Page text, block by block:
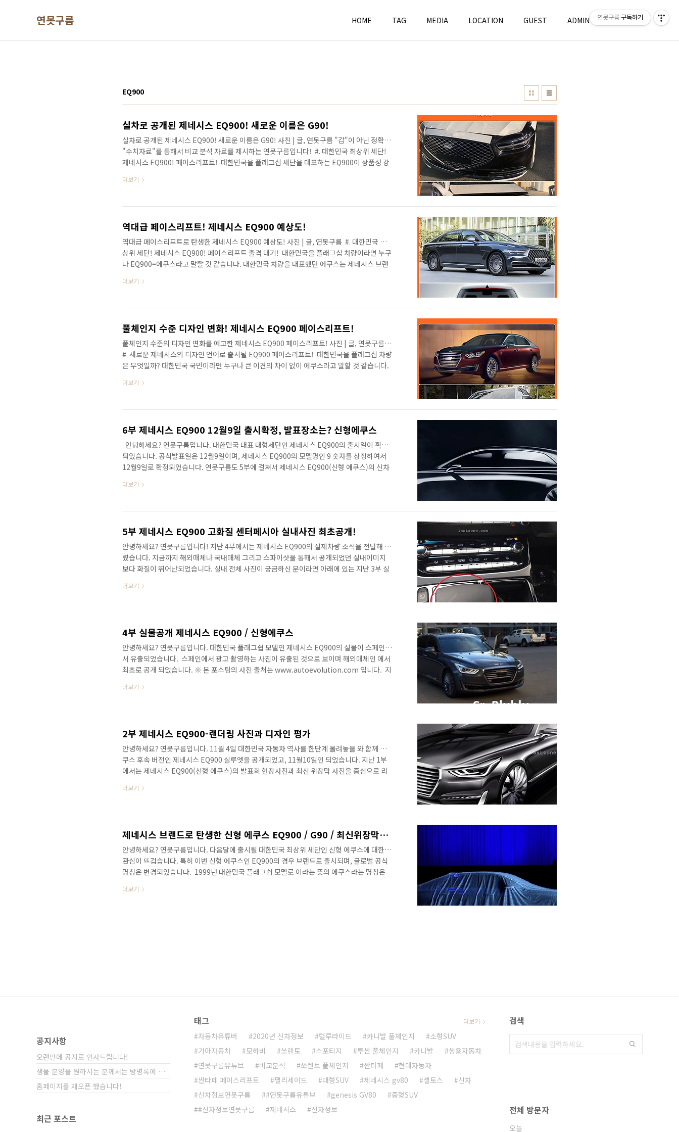
연못구름 HOME TAG MEDIA LOCATION GUEST ADMIN WRITE
EQ900
실차로 공개된 제네시스 EQ900! 새로운 이름은 G90!
실차로 공개된 제네시스 EQ900! 새로운 이름은 G90! 사진 | 글, 연못구름 "감"이 아닌 정확한
"수치자료"를 통해서 비교 분석 자료를 제시하는 연못구름입니다! ​ #. 대한민국 최상위 세단!
제네시스 EQ900! 페이스리프트! ​ 대한민국을 플래그십 세단을 대표하는 EQ900이 상품성 강
의 페이스리프트는 제네시스 브랜드의 새로운 디자인 언어가 적용될 예정이어서, 출시 전부터
래그십 세단인 K9 판매량에 절반에 미치는 굴욕적인 모습을 보여주었는데, G90 페이스리프트
더보기
역대급 페이스리프트! 제네시스 EQ900 예상도!
역대급 페이스리프트로 탄생한 제네시스 EQ900 예상도! 사진 | 글, 연못구름 ​ #. 대한민국 최
상위 세단! 제네시스 EQ900! 페이스리프트 출격 대기! ​ 대한민국을 플래그십 차량이라면 누구
나 EQ900=에쿠스라고 말할 것 같습니다. 대한민국 차량을 대표했던 에쿠스는 제네시스 브랜
로 수출되고 있습니다. ​ ​ ​ #. 새로운 경쟁자 k9! 등장이 반갑지 않은 EQ900! ​ 완전히 풀체인지
했던 제네시스 EQ900은 자존심을 조금 구기게 되었습니다. 올해 7월 부터 9월까지 판매량을
더보기
풀체인지 수준 디자인 변화! 제네시스 EQ900 페이스리프트!
풀체인지 수준의 디자인 변화를 예고한 제네시스 EQ900 페이스리프트! 사진 | 글, 연못구름 ​
#. 새로운 제네시스의 디자인 언어로 출시될 EQ900 페이스리프트! ​ 대한민국을 플래그십 차량
은 무엇일까? 대한민국 국민이라면 누구나 큰 이견의 차이 없이 에쿠스라고 말할 것 같습니다.
EQ900(수출명 G90)으로 판매가 되고 있습니다. ​ ​ ​ #. 또 다른 플래그십 기아차 K9! 등장이 반
얼마 되지 않았습니다. 지금까지 대한민국 최상위 세단을 자처했던 제네시스 EQ900은 자존심
더보기
6부 제네시스 EQ900 12월9일 출시확정, 발표장소는? 신형에쿠스
​ ​ 안녕하세요? 연못구름입니다. 대한민국 대표 대형세단인 제네시스 EQ900의 출시일이 확정
되었습니다. 공식발표일은 12월9일이며, 제네시스 EQ900의 모델명인 9 숫자를 상징하여서
12월9일로 확정되었습니다. 연못구름도 5부에 걸쳐서 제네시스 EQ900(신형 에쿠스)의 신차
출시되는 제네시스 EQ900에 기대가 큽니다. 출시는 3.3 모델가 3.8 모델이 우선적으로 출시되
월등히 좋아졌기 때문에, 신형에쿠스인 제네시스 EQ900에 많은 관심이 쏟아지는 것 같습니
더보기
5부 제네시스 EQ900 고화질 센터페시아 실내사진 최초공개!
안녕하세요? 연못구름입니다! 지난 4부에서는 제네시스 EQ900의 실제차량 소식을 전달해 드
렸습니다. 지금까지 해외매체나 국내매체 그리고 스파이샷을 통해서 공개되었던 실내이미지
보다 화질이 뛰어난되었습니다. 실내 전체 사진이 궁금하신 분이라면 아래에 있는 지난 3부 실
http://blog.naver.com/xhojin/220540873932 ​ 실내사진중에서 가장 궁금해 하는 부분
더보기
4부 실물공개 제네시스 EQ900 / 신형에쿠스
안녕하세요? 연못구름입니다. 대한민국 플래그쉽 모델인 제네시스 EQ900의 실물이 스페인에
서 유출되었습니다. ​ 스페인에서 광고 촬영하는 사진이 유출된 것으로 보이며 해외매체인 에서
최초로 공개 되었습니다. ※ 본 포스팅의 사진 출처는 www.autoevolution.com 입니다. ​ 지
제네시스 EQ900은 완전히 공개가 된 것이니 기존보다 편한 마음으로 소식을 올려드립니다.
더보기
2부 제네시스 EQ900-랜더링 사진과 디자인 평가
​안녕하세요? 연못구름입니다. 11월 4일 대한민국 자동차 역사를 한단계 올려놓을 와 함께 에
쿠스 후속 버전인 제네시스 EQ900 실루엣을 공개되었고, 11월10일인 되었습니다. 지난 1부
에서는 제네시스 EQ900(신형 에쿠스)의 발표회 현장사진과 최신 위장막 사진을 중심으로 리
다. ​ ※1부 제네시스 EQ900 실루엣 최초공개! http://www.lastzone.com/604 ​ 이번 2부
더보기
제네시스 브랜드로 탄생한 신형 에쿠스 EQ900 / G90 / 최신위장막사진
안녕하세요? 연못구름입니다. 다음달에 출시될 대한민국 최상위 세단인 신형 에쿠스에 대한
관심이 뜨겁습니다. 특히 이번 신형 에쿠스인 EQ900의 경우 브랜드로 출시되며, 글로벌 공식
명칭은 변경되었습니다. ​ 1999년 대한민국 플래그쉽 모델로 이라는 뜻의 에쿠스라는 명칭은
로 알고 있었던 제네시스가 앞으로는 로 변경되었습니다. 뜨거웠던 브랜드 발표회 현장으로 살
더보기
공지사항
오랜만에 공지로 인사드립니다!
생물 분양을 원하시는 분께서는 방명록에 비밀글⋯
홈페이지를 재오픈 했습니다!
최근 포스트
태그
자동차유튜버 2020년 신차정보 텔루라이드 카니발 풀체인지
소형SUV
기아자동차
모하비 쏘렌토 스포티지 투싼 풀체인지 카니발
쌍용자동차
연못구름유튜브
비교분석 쏘렌토 풀체인지 싼타페
현대자동차
싼타페 페이스리프트
팰리세이드 대형SUV 제네시스 gv80 셀토스
신차
신차정보연못구름
#연못구름유튜브 genesis GV80
중형SUV
#신차정보연못구름
제네시스 신차정보
더보기 검색
전체 방문자
오늘
연못구름 구독하기